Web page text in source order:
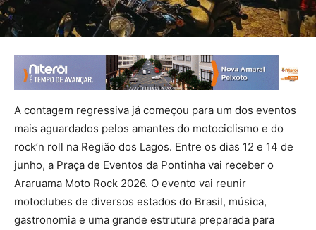
A contagem regressiva já começou para um dos eventos
mais aguardados pelos amantes do motociclismo e do
rock’n roll na Região dos Lagos. Entre os dias 12 e 14 de
junho, a Praça de Eventos da Pontinha vai receber o
Araruama Moto Rock 2026. O evento vai reunir
motoclubes de diversos estados do Brasil, música,
gastronomia e uma grande estrutura preparada para